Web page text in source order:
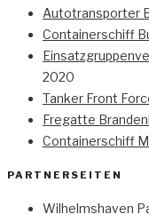
Autotransporter
Containerschiff
2020
Tanker Front
Fregatte
Containerschiff
PARTNERSEITEN
Wilhelmshaven